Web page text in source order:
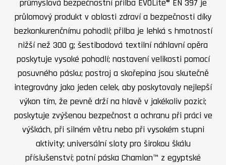
průmyslová bezpečnostní přilba EVOLite® EN 397 je
průlomový produkt v oblasti zdraví a bezpečnosti díky
bezkonkurenčnímu pohodlí; přilba je lehká s hmotností
nižší než 300 g; šestibodová textilní náhlavní opěra
poskytuje vysoké pohodlí; nastavení velikosti pomocí
posuvného pásku; postroj a skořepina jsou skutečně
integrovány jako jeden celek, aby poskytovaly nejlepší
výkon tím, že pevně drží na hlavě v jakékoliv pozici;
poskytuje zvýšenou bezpečnost a ochranu při práci ve
výškách, při silném větru nebo při vysokém stupni
aktivity; universální sloty pro širokou škálu
příslušenství; potní páska Chamlon™ z egyptské